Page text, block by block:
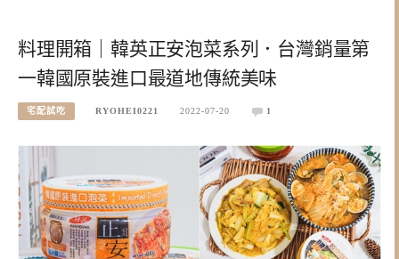
料理開箱｜韓英正安泡菜系列．台灣銷量第
一韓國原裝進口最道地傳統美味
宅配試吃 RYOHEI0221 2022-07-20 1